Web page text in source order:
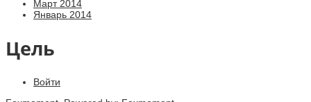
Март 2014
Январь 2014
Цель
Войти